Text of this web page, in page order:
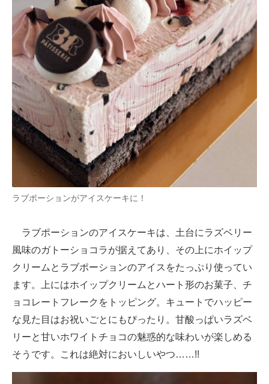
ラブポーションがアイスケーキに！
ラブポーションのアイスケーキは、土台にラズベリー
風味のガトーショコラが据えてあり、その上にホイップ
クリームとラブポーションのアイスをたっぷり使ってい
ます。上にはホイップクリームとハート形のお菓子、チ
ョコレートフレークをトッピング。キュートでハッピー
な見た目はお祝いごとにもぴったり。甘酸っぱいラズベ
リーと甘いホワイトチョコの魅惑的な味わいが楽しめる
そうです。これは絶対においしいやつ……!!